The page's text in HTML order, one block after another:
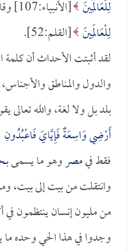
لِلْعَالَمِينَ [الأنبياء:107] وقال سبحانه:
لِلْعَالَمِينَ [القلم:52].
لقد أثبتت الأحداث أن كلمة
والدول والمناطق
بلد بل ولا لغة، والله تعالى
أَرْضِي وَاسِعَةٌ فَإِيَّايَ فَاعْبُدُونِ
فقط فيمصروهو ما يسمى بـ
وانتقلت من بيت إلى بيت،
من مليون إنسان ينتظمون في
وجدوا في هذا الحي وحده ما